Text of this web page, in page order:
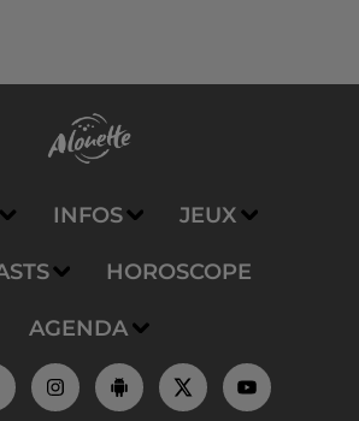
INFOS JEUX
HOROSCOPE
AGENDA